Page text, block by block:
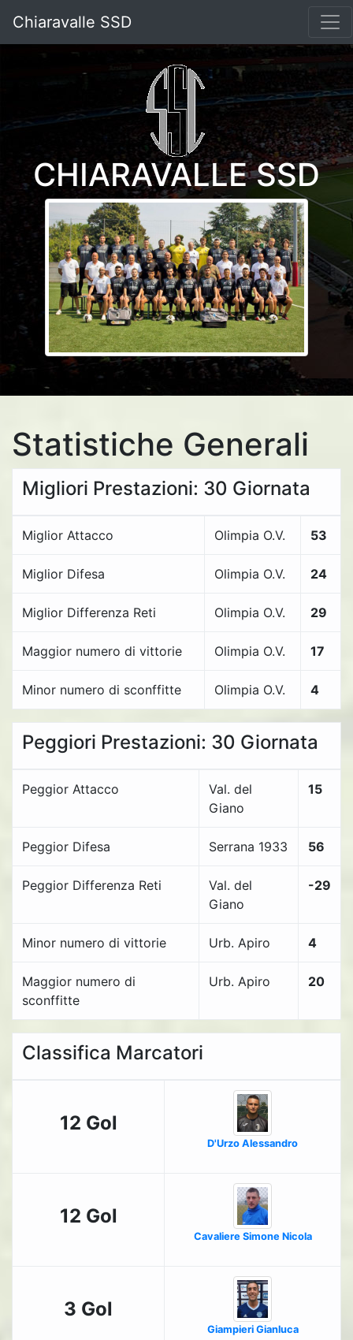
Chiaravalle SSD
CHIARAVALLE SSD
Statistiche Generali
Migliori Prestazioni: 30 Giornata
Miglior Attacco Olimpia O.V. 53
Miglior Difesa Olimpia O.V. 24
Miglior Differenza Reti Olimpia O.V. 29
Maggior numero di vittorie Olimpia O.V. 17
Minor numero di sconffitte Olimpia O.V. 4
Peggiori Prestazioni: 30 Giornata
Peggior Attacco
Val. del
Giano
15
Peggior Difesa Serrana 1933 56
Peggior Differenza Reti
Val. del
Giano
-29
Minor numero di vittorie Urb. Apiro 4
Maggior numero di
sconffitte
Urb. Apiro 20
Classifica Marcatori
12 Gol
D'Urzo Alessandro
12 Gol
Cavaliere Simone Nicola
3 Gol
Giampieri Gianluca